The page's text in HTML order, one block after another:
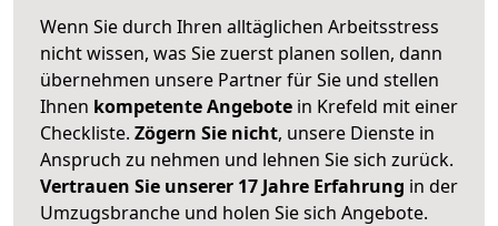
Wenn Sie durch Ihren alltäglichen Arbeitsstress
nicht wissen, was Sie zuerst planen sollen, dann
übernehmen unsere Partner für Sie und stellen
Ihnen kompetente Angebote in Krefeld mit einer
Checkliste. Zögern Sie nicht, unsere Dienste in
Anspruch zu nehmen und lehnen Sie sich zurück.
Vertrauen Sie unserer 17 Jahre Erfahrung in der
Umzugsbranche und holen Sie sich Angebote.